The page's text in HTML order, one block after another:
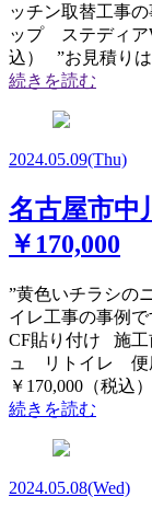
ッチン取替工事
ップ ステディア
込） ”お見積り
続きを読む
2024.05.09(Thu)
名古屋市
￥170,000
”黄色いチラシの
イレ工事の事例
CF貼り付け 施
ュ リトイレ 便
￥170,000（税込
続きを読む
2024.05.08(Wed)